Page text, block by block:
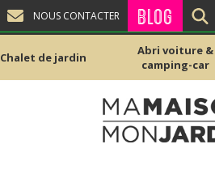
NOUS CONTACTER BLOG
Chalet de jardin
Abri voiture &
camping-car